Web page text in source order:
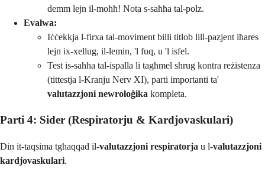
demm lejn il-moħħ! Nota s-saħħa tal-polz.
Evalwa:
Iċċekkja l-firxa tal-moviment billi titlob lill-pazjent iħares
lejn ix-xellug, il-lemin, 'l fuq, u 'l isfel.
Test is-saħħa tal-ispalla li tagħmel shrug kontra reżistenza
(tittestja l-Kranju Nerv XI), parti importanti ta'
valutazzjoni newroloġika kompleta.
Parti 4: Sider (Respiratorju & Kardjovaskulari)
Din it-taqsima tgħaqqad il-valutazzjoni respiratorja u l-valutazzjoni
kardjovaskulari.